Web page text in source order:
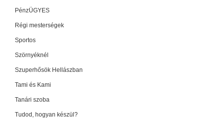
PénzÜGYES
Régi mesterségek
Sportos
Szörnyéknél
Szuperhősök Hellászban
Tami és Kami
Tanári szoba
Tudod, hogyan készül?